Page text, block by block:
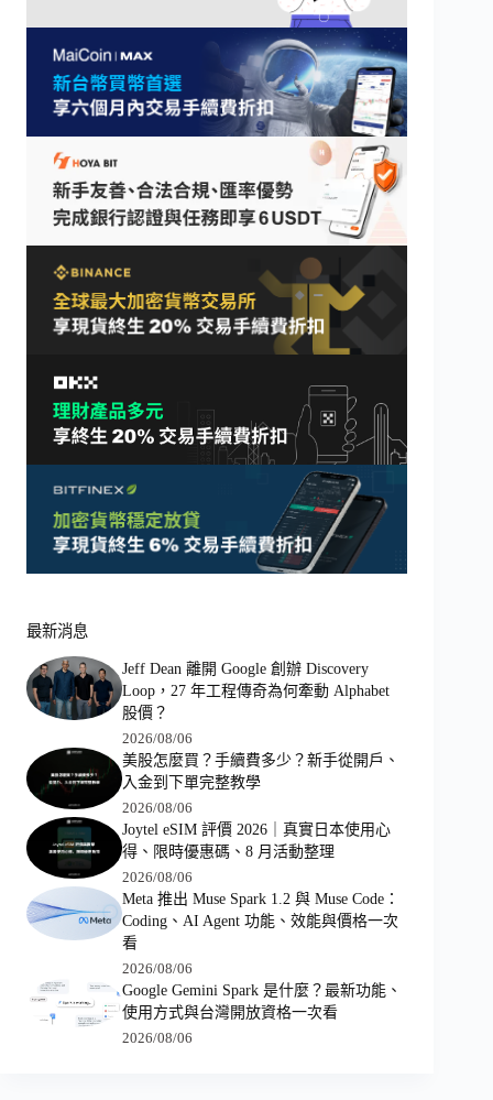
最新消息
Jeff Dean 離開 Google 創辦 Discovery
Loop，27 年工程傳奇為何牽動 Alphabet
股價？
2026/08/06
美股怎麼買？手續費多少？新手從開戶、
入金到下單完整教學
2026/08/06
Joytel eSIM 評價 2026｜真實日本使用心
得、限時優惠碼、8 月活動整理
2026/08/06
Meta 推出 Muse Spark 1.2 與 Muse Code：
Coding、AI Agent 功能、效能與價格一次
看
2026/08/06
Google Gemini Spark 是什麼？最新功能、
使用方式與台灣開放資格一次看
2026/08/06